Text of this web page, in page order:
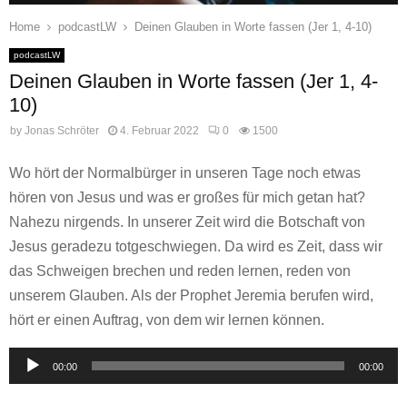
Home podcastLW Deinen Glauben in Worte fassen (Jer 1, 4-10)
podcastLW
Deinen Glauben in Worte fassen (Jer 1, 4-
10)
by Jonas Schröter 4. Februar 2022 0 1500
Wo hört der Normalbürger in unseren Tage noch etwas
hören von Jesus und was er großes für mich getan hat?
Nahezu nirgends. In unserer Zeit wird die Botschaft von
Jesus geradezu totgeschwiegen. Da wird es Zeit, dass wir
das Schweigen brechen und reden lernen, reden von
unserem Glauben. Als der Prophet Jeremia berufen wird,
hört er einen Auftrag, von dem wir lernen können.
u
00:00 00:00